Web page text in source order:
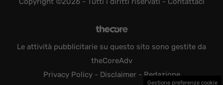
Le attività pubblicitarie su questo sito sono gestite da
theCoreAdv
Privacy Policy- Disclaimer- Redazione
Gestione preferenze cookie